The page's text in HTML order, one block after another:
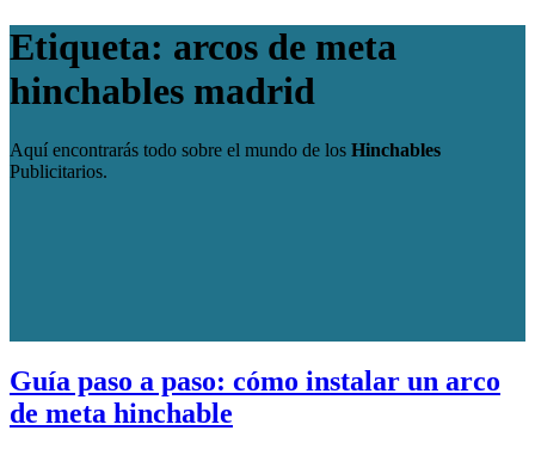
Etiqueta: arcos de meta
hinchables madrid
Aquí encontrarás todo sobre el mundo de los Hinchables
Publicitarios.
Guía paso a paso: cómo instalar un arco
de meta hinchable